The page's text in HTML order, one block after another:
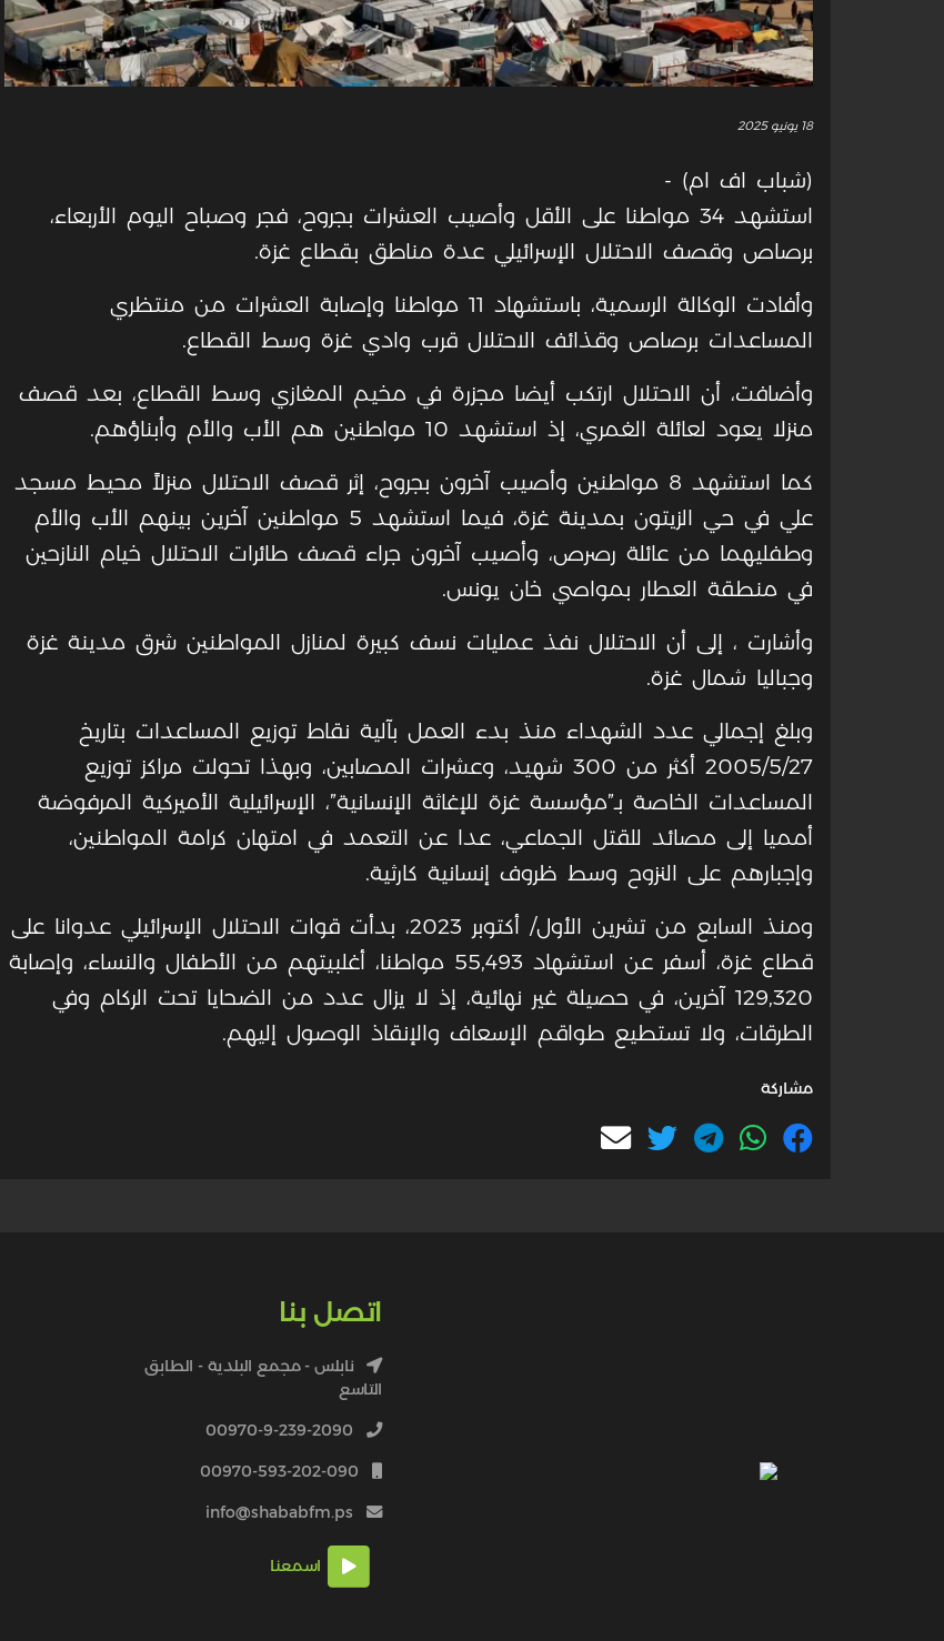
18 يونيو 2025
(شباب اف ام) -
استشهد 34 مواطنا على الأقل وأصيب العشرات بجروح، فجر وصباح اليوم الأربعاء،
برصاص وقصف الاحتلال الإسرائيلي عدة مناطق بقطاع غزة.
وأفادت الوكالة الرسمية، باستشهاد 11 مواطنا وإصابة العشرات من منتظري
المساعدات برصاص وقذائف الاحتلال قرب وادي غزة وسط القطاع.
وأضافت، أن الاحتلال ارتكب أيضا مجزرة في مخيم المغازي وسط القطاع، بعد قصف
منزلا يعود لعائلة الغمري، إذ استشهد 10 مواطنين هم الأب والأم وأبناؤهم.
كما استشهد 8 مواطنين وأصيب آخرون بجروح، إثر قصف الاحتلال منزلاً محيط مسجد
علي في حي الزيتون بمدينة غزة، فيما استشهد 5 مواطنين آخرين بينهم الأب والأم
وطفليهما من عائلة رصرص، وأصيب آخرون جراء قصف طائرات الاحتلال خيام النازحين
في منطقة العطار بمواصي خان يونس.
وأشارت ، إلى أن الاحتلال نفذ عمليات نسف كبيرة لمنازل المواطنين شرق مدينة غزة
وجباليا شمال غزة.
وبلغ إجمالي عدد الشهداء منذ بدء العمل بآلية نقاط توزيع المساعدات بتاريخ
2005/5/27 أكثر من 300 شهيد، وعشرات المصابين، وبهذا تحولت مراكز توزيع
المساعدات الخاصة بـ”مؤسسة غزة للإغاثة الإنسانية”، الإسرائيلية الأميركية المرفوضة
أمميا إلى مصائد للقتل الجماعي، عدا عن التعمد في امتهان كرامة المواطنين،
وإجبارهم على النزوح وسط ظروف إنسانية كارثية.
ومنذ السابع من تشرين الأول/ أكتوبر 2023، بدأت قوات الاحتلال الإسرائيلي عدوانا على
قطاع غزة، أسفر عن استشهاد 55,493 مواطنا، أغلبيتهم من الأطفال والنساء، وإصابة
129,320 آخرين، في حصيلة غير نهائية، إذ لا يزال عدد من الضحايا تحت الركام وفي
الطرقات، ولا تستطيع طواقم الإسعاف والإنقاذ الوصول إليهم.
مشاركة
اتصل بنا
نابلس - مجمع البلدية - الطابق
التاسع
00970-9-239-2090
00970-593-202-090
info@shababfm.ps
اسمعنا